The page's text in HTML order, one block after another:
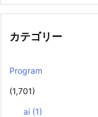
カテゴリー
Program
(1,701)
ai (1)